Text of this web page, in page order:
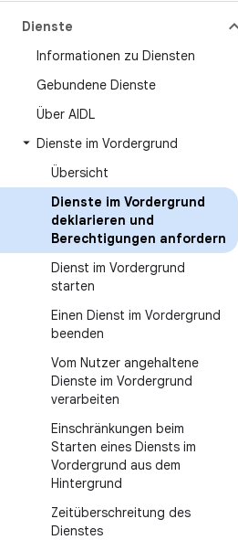
Dienste
Informationen zu Diensten
Gebundene Dienste
Über AIDL
Dienste im Vordergrund
Übersicht
Dienste im Vordergrund
deklarieren und
Berechtigungen anfordern
Dienst im Vordergrund
starten
Einen Dienst im Vordergrund
beenden
Vom Nutzer angehaltene
Dienste im Vordergrund
verarbeiten
Einschränkungen beim
Starten eines Diensts im
Vordergrund aus dem
Hintergrund
Zeitüberschreitung des
Dienstes